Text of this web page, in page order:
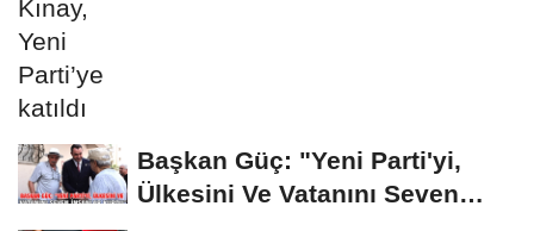
Başkan Güç: "Yeni Parti'yi,
Ülkesini Ve Vatanını Seven